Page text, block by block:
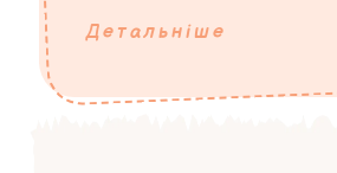
Детальніше